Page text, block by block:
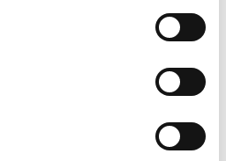
Ihre geografische Lage
(Fingerprinting) identifizieren
wie Ihre persönlichen Daten